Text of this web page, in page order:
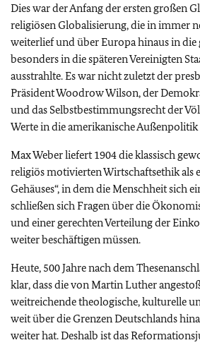
Dies war der Anfang der ersten großen
religiösen Globalisierung, die in immer
weiterlief und über Europa hinaus in die
besonders in die späteren Vereinigten
ausstrahlte. Es war nicht zuletzt der
Präsident Woodrow Wilson, der
und das Selbstbestimmungsrecht der
Werte in die amerikanische
Max Weber liefert 1904 die klassisch
religiös motivierten Wirtschaftsethik als
Gehäuses“, in dem die Menschheit sich
schließen sich Fragen über die
und einer gerechten Verteilung der
weiter beschäftigen müssen.
Heute, 500 Jahre nach dem
klar, dass die von Martin Luther
weitreichende theologische, kulturelle
weit über die Grenzen Deutschlands
weiter hat. Deshalb ist das